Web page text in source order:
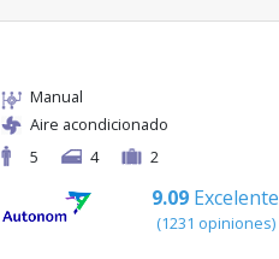
Manual
Aire acondicionado
5
4 2
9.09 Excelente
(1231 opiniones)